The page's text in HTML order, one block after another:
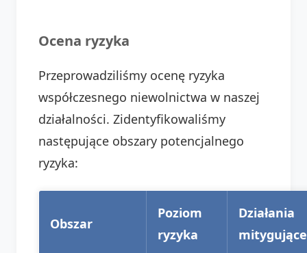
Ocena ryzyka
Przeprowadziliśmy ocenę ryzyka
współczesnego niewolnictwa w naszej
działalności. Zidentyfikowaliśmy
następujące obszary potencjalnego
ryzyka:
Obszar
Poziom
ryzyka
Działania
mitygujące